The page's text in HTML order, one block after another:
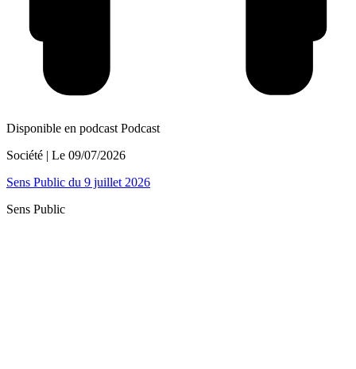
Disponible en podcast Podcast
Société | Le 09/07/2026
Sens Public du 9 juillet 2026
Sens Public